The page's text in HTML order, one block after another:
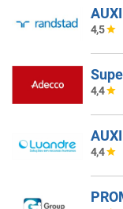
4,5
4,4
4,4